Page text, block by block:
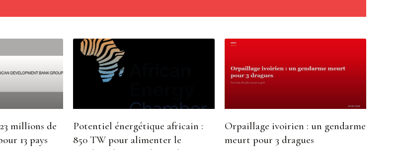
millions de
13 pays
Potentiel énergétique africain :
850 TW pour alimenter le
Orpaillage ivoirien : un gendarme
meurt pour 3 dragues